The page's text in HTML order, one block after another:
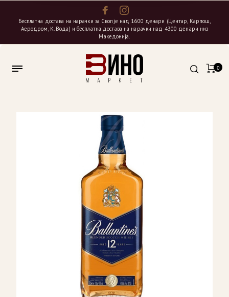
Бесплатна достава на нарачки за Скопје над 1600 денари (Центар, Карпош,
Аеродром, К. Вода) и бесплатна достава на нарачки над 4300 денари низ
Македонија.
0